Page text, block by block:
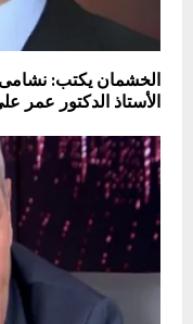
الخشمان يكتب: نشامى
الأستاذ الدكتور عمر